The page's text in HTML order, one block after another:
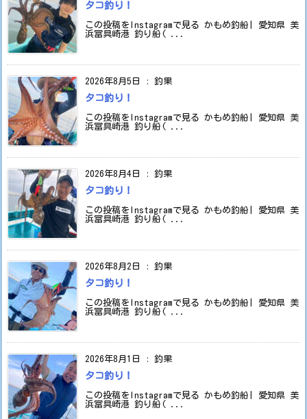
タコ釣り！
この投稿をInstagramで見る かもめ釣船| 愛知県 美
浜冨具崎港 釣り船( ...
2026年8月5日 : 釣果
タコ釣り！
この投稿をInstagramで見る かもめ釣船| 愛知県 美
浜冨具崎港 釣り船( ...
2026年8月4日 : 釣果
タコ釣り！
この投稿をInstagramで見る かもめ釣船| 愛知県 美
浜冨具崎港 釣り船( ...
2026年8月2日 : 釣果
タコ釣り！
この投稿をInstagramで見る かもめ釣船| 愛知県 美
浜冨具崎港 釣り船( ...
2026年8月1日 : 釣果
タコ釣り！
この投稿をInstagramで見る かもめ釣船| 愛知県 美
浜冨具崎港 釣り船( ...